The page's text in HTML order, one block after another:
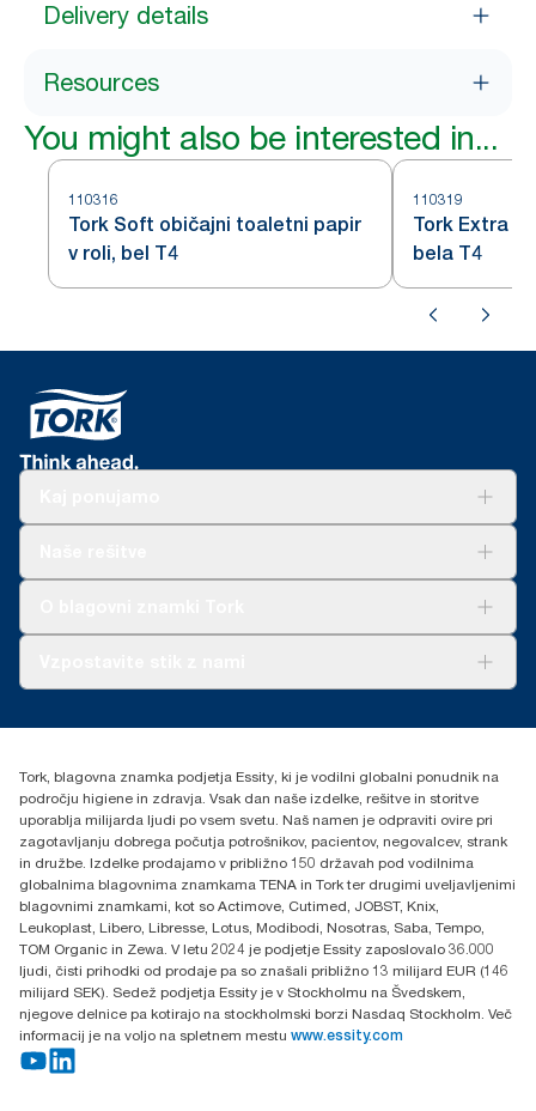
Delivery details
Resources
You might also be interested in...
110316
Tork Soft običajni toaletni papir
v roli, bel T4
110319
Tork Extra
bela T4
Essity Hungary Kft. Professional Hygiene
Budakeszi út 51.
Tork, blagovna znamka podjetja Essity, ki je vodilni globalni ponudnik na
področju higiene in zdravja. Vsak dan naše izdelke, rešitve in storitve
uporablja milijarda ljudi po vsem svetu. Naš namen je odpraviti ovire pri
zagotavljanju dobrega počutja potrošnikov, pacientov, negovalcev, strank
in družbe. Izdelke prodajamo v približno 150 državah pod vodilnima
globalnima blagovnima znamkama TENA in Tork ter drugimi uveljavljenimi
blagovnimi znamkami, kot so Actimove, Cutimed, JOBST, Knix,
Leukoplast, Libero, Libresse, Lotus, Modibodi, Nosotras, Saba, Tempo,
TOM Organic in Zewa. V letu 2024 je podjetje Essity zaposlovalo 36.000
ljudi, čisti prihodki od prodaje pa so znašali približno 13 milijard EUR (146
milijard SEK). Sedež podjetja Essity je v Stockholmu na Švedskem,
njegove delnice pa kotirajo na stockholmski borzi Nasdaq Stockholm. Več
informacij je na voljo na spletnem mestu www.essity.com